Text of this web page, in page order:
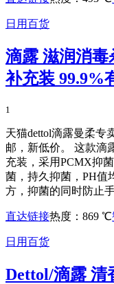
日用百货
滴露 滋润消毒
补充装 99.9%
1
天猫dettol滴露曼柔专
邮，新低价。 这款滴
充装，采用PCMX抑
菌，持久抑菌，PH值
方，抑菌的同时防止
直达链接热度：869 ℃
日用百货
Dettol/滴露 清